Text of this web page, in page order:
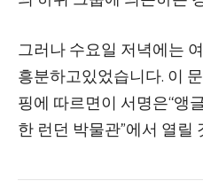
그러나 수요일 저녁에는
흥분하고있었습니다. 이
핑에 따르면이 서명은“앵
한 런던 박물관”에서 열릴